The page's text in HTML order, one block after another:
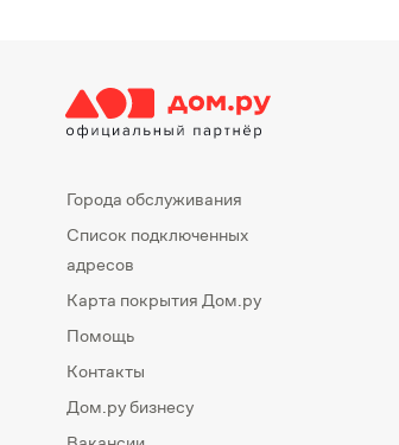
Города обслуживания
Список подключенных
адресов
Карта покрытия Дом.ру
Помощь
Контакты
Дом.ру бизнесу